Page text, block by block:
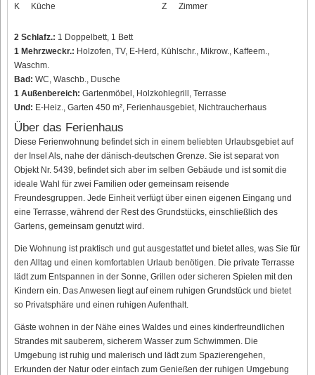
K
Küche
Z
Zimmer
2 Schlafz.: 1 Doppelbett, 1 Bett
1 Mehrzweckr.: Holzofen, TV, E-Herd, Kühlschr., Mikrow., Kaffeem.,
Waschm.
Bad: WC, Waschb., Dusche
1 Außenbereich: Gartenmöbel, Holzkohlegrill, Terrasse
Und: E-Heiz., Garten 450 m², Ferienhausgebiet, Nichtraucherhaus
Über das Ferienhaus
Diese Ferienwohnung befindet sich in einem beliebten Urlaubsgebiet auf
der Insel Als, nahe der dänisch-deutschen Grenze. Sie ist separat von
Objekt Nr. 5439, befindet sich aber im selben Gebäude und ist somit die
ideale Wahl für zwei Familien oder gemeinsam reisende
Freundesgruppen. Jede Einheit verfügt über einen eigenen Eingang und
eine Terrasse, während der Rest des Grundstücks, einschließlich des
Gartens, gemeinsam genutzt wird.
Die Wohnung ist praktisch und gut ausgestattet und bietet alles, was Sie für
den Alltag und einen komfortablen Urlaub benötigen. Die private Terrasse
lädt zum Entspannen in der Sonne, Grillen oder sicheren Spielen mit den
Kindern ein. Das Anwesen liegt auf einem ruhigen Grundstück und bietet
so Privatsphäre und einen ruhigen Aufenthalt.
Gäste wohnen in der Nähe eines Waldes und eines kinderfreundlichen
Strandes mit sauberem, sicherem Wasser zum Schwimmen. Die
Umgebung ist ruhig und malerisch und lädt zum Spazierengehen,
Erkunden der Natur oder einfach zum Genießen der ruhigen Umgebung